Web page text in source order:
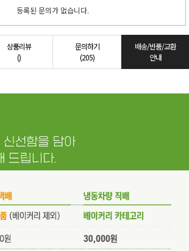
등록된 문의가 없습니다.
상품리뷰
()
문의하기
(205)
배송/반품/교환
안내